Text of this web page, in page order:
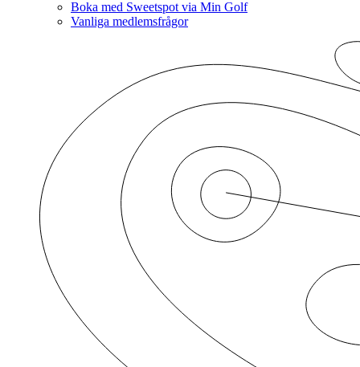
Boka med Sweetspot via Min Golf
Vanliga medlemsfrågor